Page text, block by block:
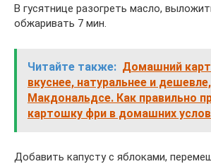
В гусятнице разогреть масло,
обжаривать 7 мин.
Читайте также: Домашний
вкуснее, натуральнее и
Макдональдсе. Как правильно
картошку фри в домашних
Добавить капусту с яблоками,